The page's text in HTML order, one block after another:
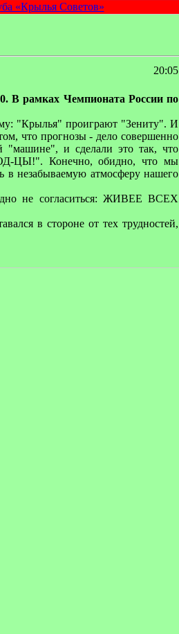
«Крылья Советов»
20:05
В рамках Чемпионата России по
"Крылья" проиграют "Зениту". И
что прогнозы - дело совершенно
"машине", и сделали это так, что
ЦЫ!". Конечно, обидно, что мы
в незабываемую атмосферу нашего
не согласиться: ЖИВЕЕ ВСЕХ
в стороне от тех трудностей,